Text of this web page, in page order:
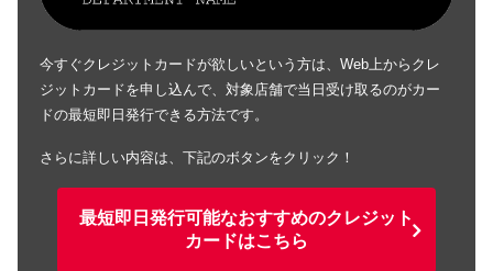
今すぐクレジットカードが欲しいという方は、Web上からクレ
ジットカードを申し込んで、対象店舗で当日受け取るのがカー
ドの最短即日発行できる方法です。
さらに詳しい内容は、下記のボタンをクリック！
最短即日発行可能なおすすめのクレジット
カードはこちら